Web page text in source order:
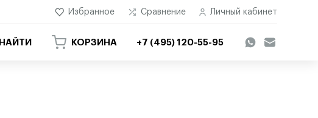
Избранное Сравнение Личный кабинет
НАЙТИ КОРЗИНА +7 (495) 120-55-95